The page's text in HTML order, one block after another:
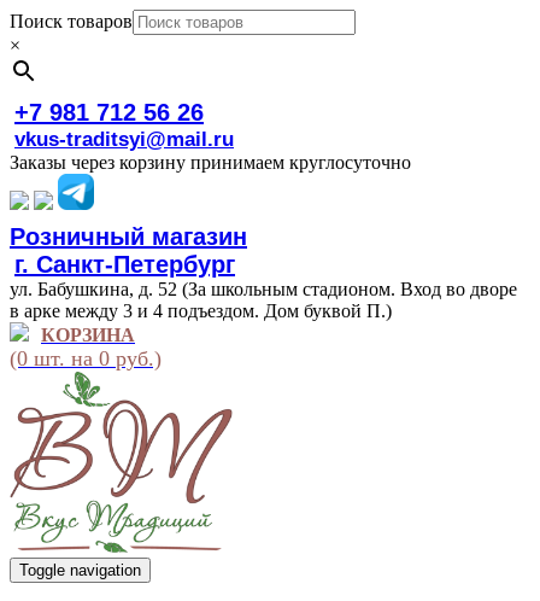
Поиск товаров
×
+7 981 712 56 26
vkus-traditsyi@mail.ru
Заказы через корзину принимаем круглосуточно
Розничный магазин
г. Санкт-Петербург
ул. Бабушкина, д. 52 (За школьным стадионом. Вход во дворе
в арке между 3 и 4 подъездом. Дом буквой П.)
КОРЗИНА
(0 шт. на 0 руб.)
Toggle navigation